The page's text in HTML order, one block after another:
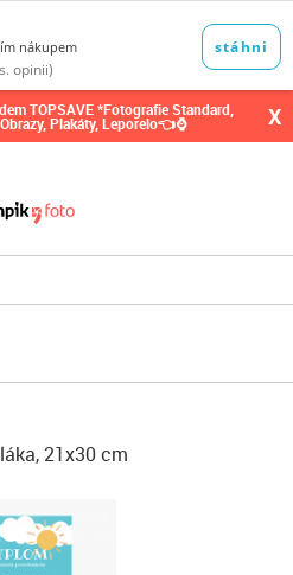
TOPSAVE *Fotografie Standard,
Plakáty, Leporelo👈⌚ X
21x30 cm